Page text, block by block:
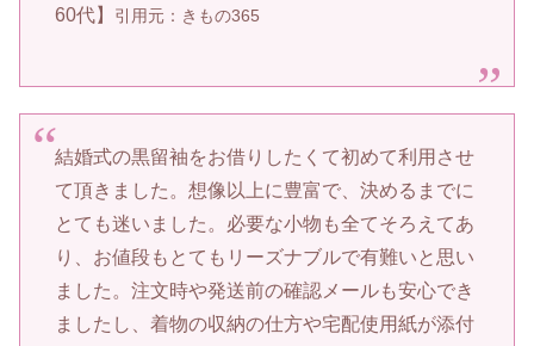
60代】
引用元：きもの365
結婚式の黒留袖をお借りしたくて初めて利用させ
て頂きました。想像以上に豊富で、決めるまでに
とても迷いました。必要な小物も全てそろえてあ
り、お値段もとてもリーズナブルで有難いと思い
ました。注文時や発送前の確認メールも安心でき
ましたし、着物の収納の仕方や宅配使用紙が添付